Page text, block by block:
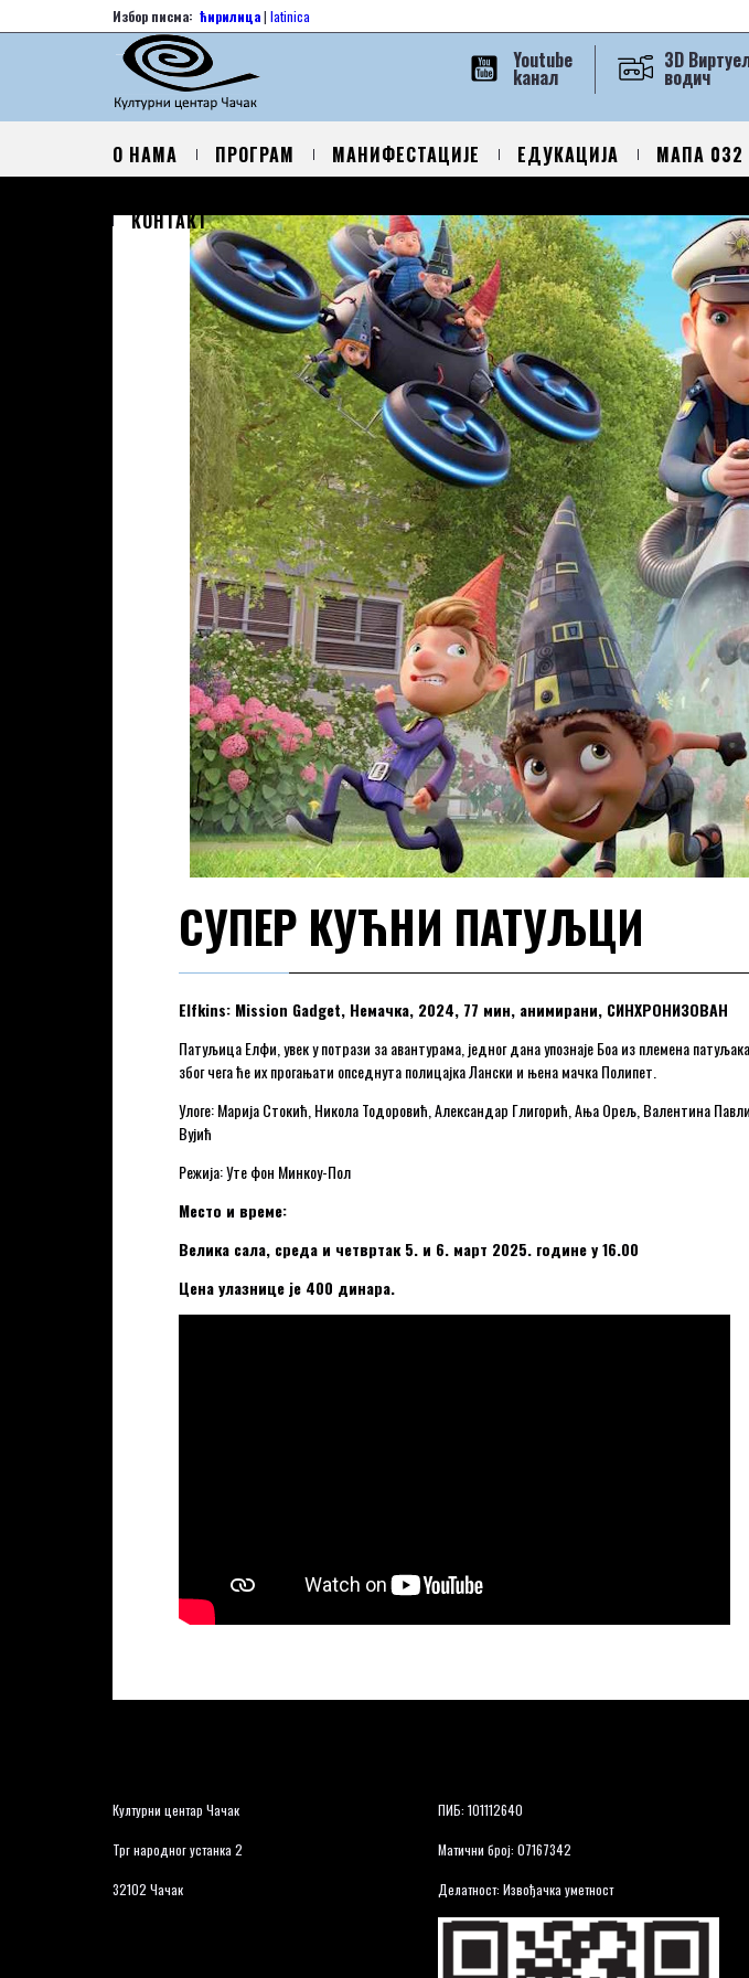
Избор писма: ћирилица| latinica
3D
водич
Youtube
kанал
О НАМА ПРОГРАМ МАНИФЕСТАЦИЈЕ ЕДУКАЦИЈА МАПА 032
КОНТАКТ
СУПЕР КУЋНИ ПАТУЉЦИ
Elfkins: Mission Gadget, Немачка, 2024, 77 мин, анимирани, СИНХРОНИЗОВАН
Патуљица Елфи, увек у потрази за авантурама, једног дана упознаје Боа из племена
због чега ће их прогањати опседнута полицајка Лански и њена мачка Полипет.
Улоге: Марија Стокић, Никола Тодоровић, Александар Глигорић, Ања Орељ, Валентина
Вујић
Режија: Уте фон Минкоу-Пол
Место и време:
Велика сала, среда и четвртак 5. и 6. март 2025. године у 16.00
Цена улазнице је 400 динара.
Културни центар Чачак
Трг народног устанка 2
32102 Чачак
ПИБ: 101112640
Матични број: 07167342
Делатност: Извођачка уметност